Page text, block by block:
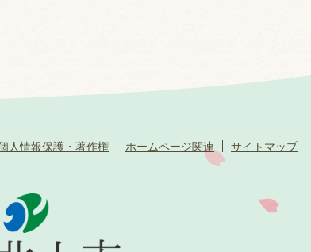
人情報保護・著作権 ホームページ関連 サイトマップ